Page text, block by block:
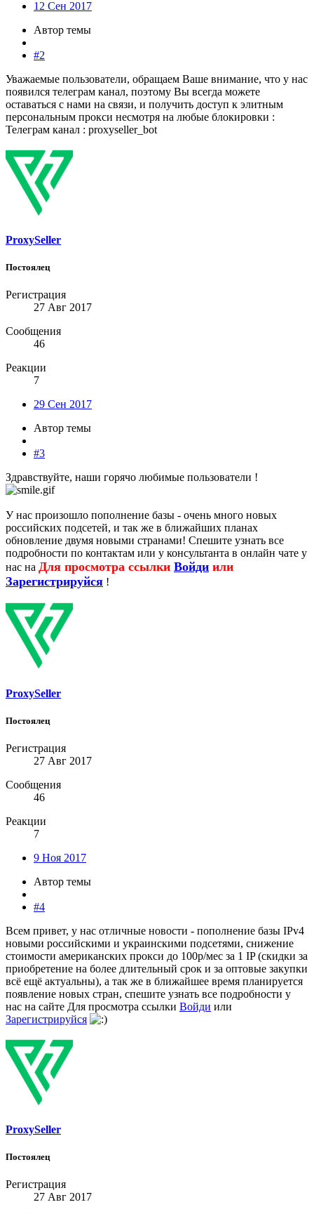
12 Сен 2017
Автор темы
#2
Уважаемые пользователи, обращаем Ваше внимание, что у нас
появился телеграм канал, поэтому Вы всегда можете
оставаться с нами на связи, и получить доступ к элитным
персональным прокси несмотря на любые блокировки :
Телеграм канал : proxyseller_bot
ProxySeller
Постоялец
Регистрация
27 Авг 2017
Сообщения
46
Реакции
7
29 Сен 2017
Автор темы
#3
Здравствуйте, наши горячо любимые пользователи !
У нас произошло пополнение базы - очень много новых
российских подсетей, и так же в ближайших планах
обновление двумя новыми странами! Спешите узнать все
подробности по контактам или у консультанта в онлайн чате у
нас на Для просмотра ссылки Войди или
Зарегистрируйся !
ProxySeller
Постоялец
Регистрация
27 Авг 2017
Сообщения
46
Реакции
7
9 Ноя 2017
Автор темы
#4
Всем привет, у нас отличные новости - пополнение базы IPv4
новыми российскими и украинскими подсетями, снижение
стоимости американских прокси до 100р/мес за 1 IP (скидки за
приобретение на более длительный срок и за оптовые закупки
всё ещё актуальны), а так же в ближайшее время планируется
появление новых стран, спешите узнать все подробности у
нас на сайте Для просмотра ссылки Войди или
Зарегистрируйся
ProxySeller
Постоялец
Регистрация
27 Авг 2017